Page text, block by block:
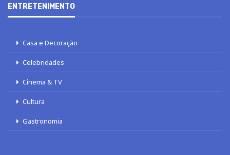
ENTRETENIMENTO
Casa e Decoração
Celebridades
Cinema & TV
Cultura
Gastronomia